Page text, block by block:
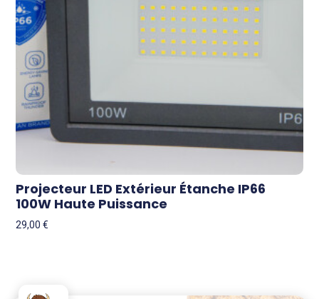
Projecteur LED Extérieur Étanche IP66
100W Haute Puissance
29,00€